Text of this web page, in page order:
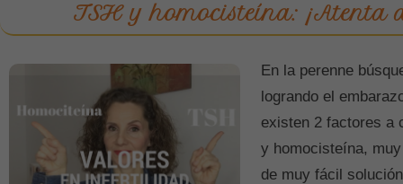
TSH y homocisteína: ¡Atenta
En la perenne
logrando el
existen 2 factores a
y homocisteína,
de muy fácil